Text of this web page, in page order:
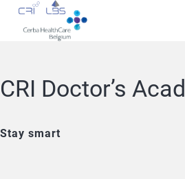
Aller
contenu
Fil
d'Ariane
CRI Doctor’s
Stay smart